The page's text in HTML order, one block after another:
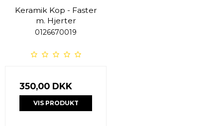
Keramik Kop - Faster
m. Hjerter
0126670019
350,00 DKK
VIS PRODUKT